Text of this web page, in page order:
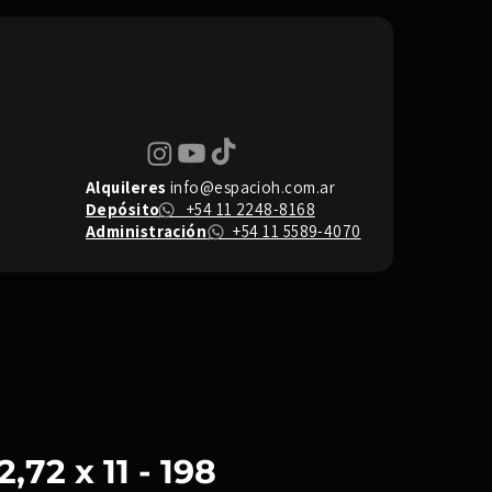
Alquileres info@espacioh.com.ar
Depósito+54 11 2248-8168
Administración+54 11 5589-4070
x 11 - 198